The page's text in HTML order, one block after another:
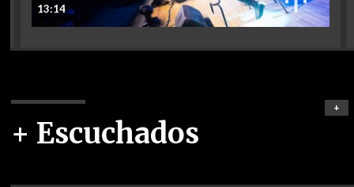
13:14
+ Escuchados
+